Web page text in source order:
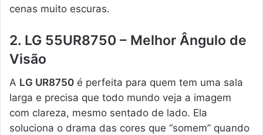
cenas muito escuras.
2. LG 55UR8750 – Melhor Ângulo de
Visão
A LG UR8750 é perfeita para quem tem uma sala
larga e precisa que todo mundo veja a imagem
com clareza, mesmo sentado de lado. Ela
soluciona o drama das cores que “somem” quando